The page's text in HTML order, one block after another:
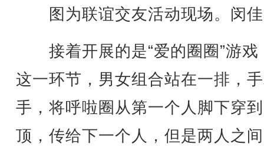
图为联谊交友活动现场。闵
接着开展的是“爱的圈圈”游戏
这一环节，男女组合站在一排，
手，将呼啦圈从第一个人脚下穿
顶，传给下一个人，但是两人之